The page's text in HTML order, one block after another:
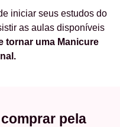
iniciar seus estudos do
as aulas disponíveis
tornar uma Manicure
comprar pela